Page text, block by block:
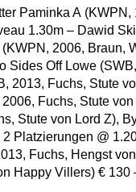
Paminka A
1.30m – Dawid
2006, Braun,
Sides Off Lowe
2013, Fuchs, Stute
Fuchs, Stute
Stute von Lord Z),
2 Platzierungen @
Fuchs, Hengst
Happy Villers) € 130